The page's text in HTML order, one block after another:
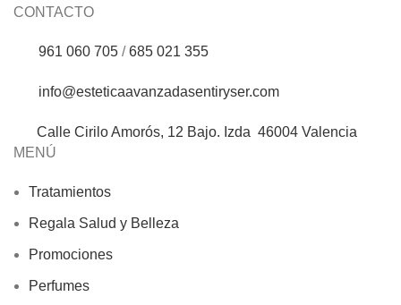
CONTACTO
961 060 705 /685 021 355
info@esteticaavanzadasentiryser.com
Calle Cirilo Amorós, 12 Bajo. Izda 46004 Valencia
MENÚ
Tratamientos
Regala Salud y Belleza
Promociones
Perfumes